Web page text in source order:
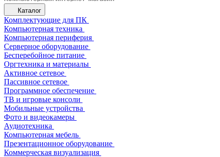
Каталог
Комплектующие для ПК
Компьютерная техника
Компьютерная периферия
Серверное оборудование
Бесперебойное питание
Оргтехника и материалы
Активное сетевое
Пассивное сетевое
Программное обеспечение
ТВ и игровые консоли
Мобильные устройства
Фото и видеокамеры
Аудиотехника
Компьютерная мебель
Презентационное оборудование
Коммерческая визуализация